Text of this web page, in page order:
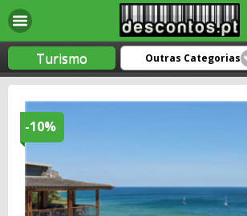
Turismo Outras Categorias
-10%